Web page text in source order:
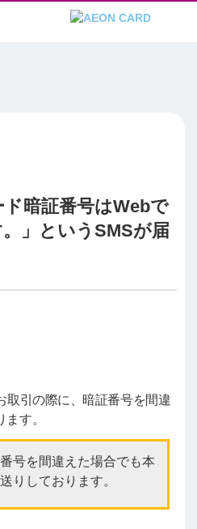
ド暗証番号はWebで
」というSMSが届
取引の際に、暗証番号を間違
す。
号を間違えた場合でも本
りしております。